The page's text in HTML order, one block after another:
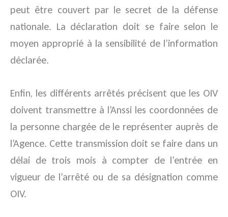
peut être couvert par le secret de la défense
nationale. La déclaration doit se faire selon le
moyen approprié à la sensibilité de l’information
déclarée.
Enfin, les différents arrêtés précisent que les OIV
doivent transmettre à l’Anssi les coordonnées de
la personne chargée de le représenter auprès de
l’Agence. Cette transmission doit se faire dans un
délai de trois mois à compter de l’entrée en
vigueur de l’arrêté ou de sa désignation comme
OIV.